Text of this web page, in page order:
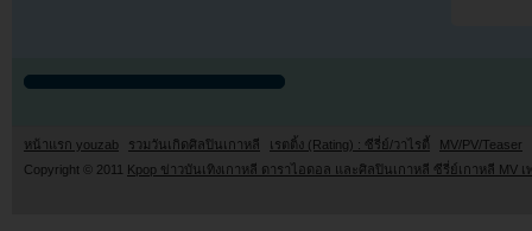
หน้าแรก youzab รวมวันเกิดศิลปินเกาหลี เรตติ้ง (Rating) : ซีรี่ย์/วาไรตี้
MV/PV/Teaser
Copyright © 2011 Kpop ข่าวบันเทิงเกาหลี ดาราไอดอล และศิลปินเกาหลี ซีรี่ย์เกาหลี MV